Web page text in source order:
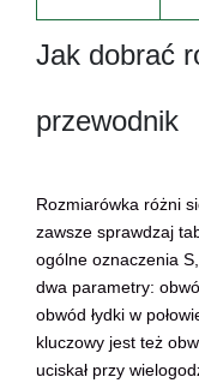
Jak dobrać
przewodnik
Rozmiarówka różni
zawsze sprawdzaj
ogólne oznaczenia
dwa parametry:
obwód łydki w
kluczowy jest też
uciskał przy